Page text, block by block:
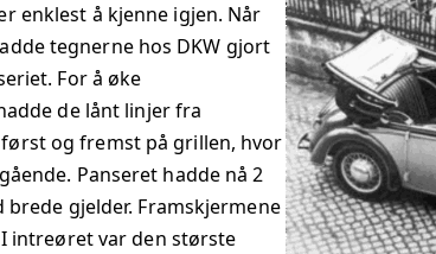
- 1935 DKW RT 125/2 H
DKW SB 200
DKW SB 250
enklest å kjenne igjen. Når
tegnerne hos DKW gjort
For å øke
de lånt linjer fra
og fremst på grillen, hvor
Panseret hadde nå 2
gjelder. Framskjermene
intreøret var den største